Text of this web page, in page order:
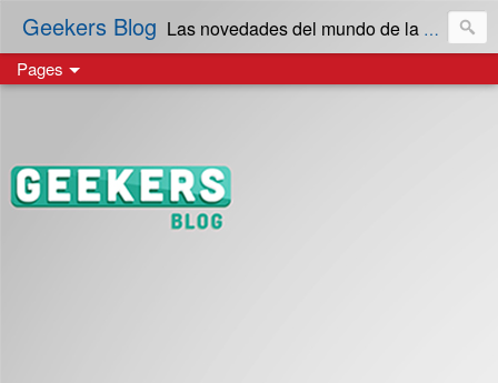
Geekers Blog Las novedades del mundo de la Tecnología y cultura Geek! en Español | Creado en El Salvador
Pages